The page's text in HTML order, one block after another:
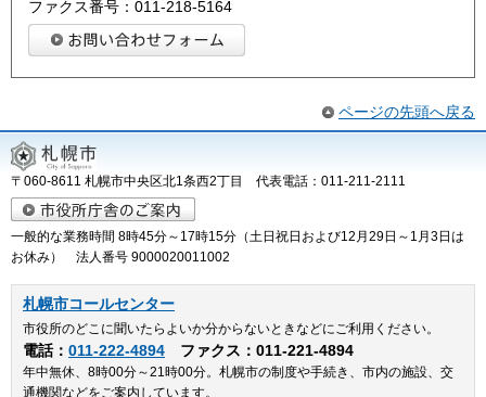
ファクス番号：011-218-5164
ページの先頭へ戻る
〒060-8611 札幌市中央区北1条西2丁目 代表電話：011-211-2111
一般的な業務時間 8時45分～17時15分（土日祝日および12月29日～1月3日は
お休み） 法人番号 9000020011002
札幌市コールセンター
市役所のどこに聞いたらよいか分からないときなどにご利用ください。
電話： 011-222-4894 ファクス：011-221-4894
年中無休、8時00分～21時00分。札幌市の制度や手続き、市内の施設、交
通機関などをご案内しています。